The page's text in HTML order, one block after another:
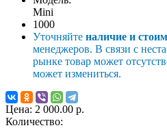
Mini
1000
Уточняйте наличие и
менеджеров. В связи с
рынке товар может
может измениться.
Цена: 2 000.00 р.
Количество: